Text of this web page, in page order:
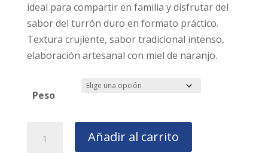
ideal para compartir en familia y disfrutar del
sabor del turrón duro en formato práctico.
Textura crujiente, sabor tradicional intenso,
elaboración artesanal con miel de naranjo.
Peso
Imperial
Añadir al carrito